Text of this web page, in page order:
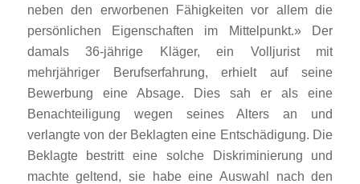
neben den erworbenen Fähigkeiten vor allem die
persönlichen Eigenschaften im Mittelpunkt.» Der
damals 36-jährige Kläger, ein Volljurist mit
mehrjähriger Berufserfahrung, erhielt auf seine
Bewerbung eine Absage. Dies sah er als eine
Benachteiligung wegen seines Alters an und
verlangte von der Beklagten eine Entschädigung. Die
Beklagte bestritt eine solche Diskriminierung und
machte geltend, sie habe eine Auswahl nach den